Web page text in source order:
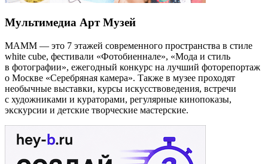
Мультимедиа Арт Музей
МАММ — это 7 этажей современного пространства в стиле
white cube, фестивали «Фотобиеннале», «Мода и стиль
в фотографии», ежегодный конкурс на лучший фоторепортаж
о Москве «Серебряная камера». Также в музее проходят
необычные выставки, курсы искусствоведения, встречи
с художниками и кураторами, регулярные кинопоказы,
экскурсии и детские творческие мастерские.